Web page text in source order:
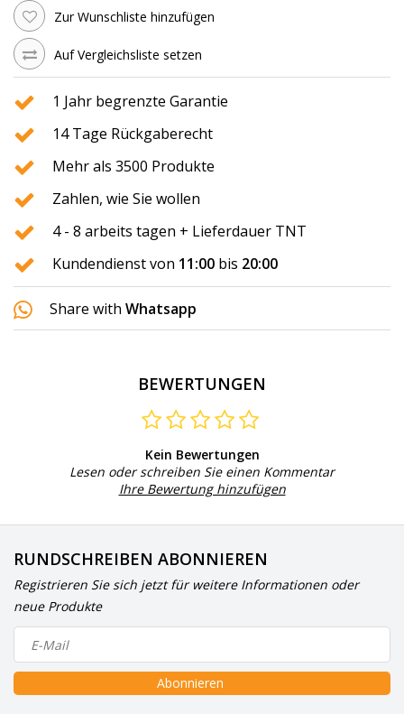
Zur Wunschliste hinzufügen
Auf Vergleichsliste setzen
1 Jahr begrenzte Garantie
14 Tage Rückgaberecht
Mehr als 3500 Produkte
Zahlen, wie Sie wollen
4 - 8 arbeits tagen + Lieferdauer TNT
Kundendienst von 11:00 bis 20:00
Share with Whatsapp
BEWERTUNGEN
Kein Bewertungen
Lesen oder schreiben Sie einen Kommentar
Ihre Bewertung hinzufügen
RUNDSCHREIBEN ABONNIEREN
Registrieren Sie sich jetzt für weitere Informationen oder
neue Produkte
Abonnieren